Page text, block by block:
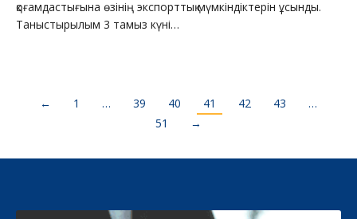
қоғамдастығына өзінің экспорттық мүмкіндіктерін ұсынды.
Таныстырылым 3 тамыз күні…
← 1 … 39 40 41 42 43
…
51
→